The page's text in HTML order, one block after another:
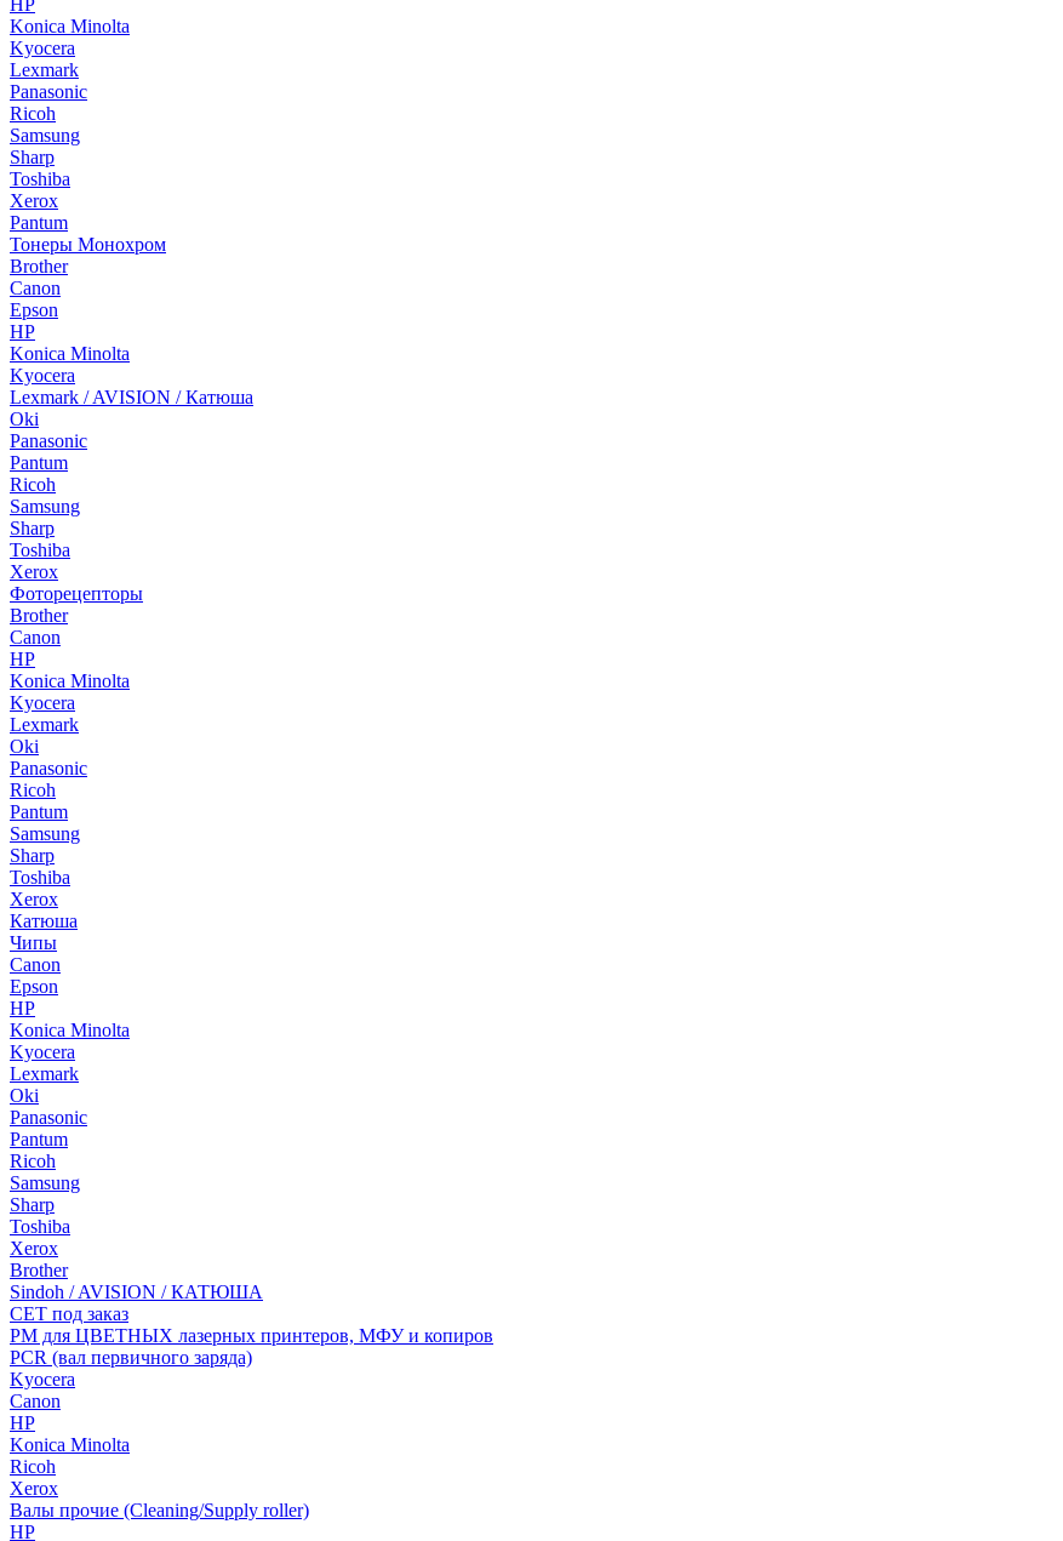
HP
Konica Minolta
Kyocera
Lexmark
Panasonic
Ricoh
Samsung
Sharp
Toshiba
Xerox
Pantum
Тонеры Монохром
Brother
Canon
Epson
HP
Konica Minolta
Kyocera
Lexmark / AVISION / Катюша
Oki
Panasonic
Pantum
Ricoh
Samsung
Sharp
Toshiba
Xerox
Фоторецепторы
Brother
Canon
HP
Konica Minolta
Kyocera
Lexmark
Oki
Panasonic
Ricoh
Pantum
Samsung
Sharp
Toshiba
Xerox
Катюша
Чипы
Canon
Epson
HP
Konica Minolta
Kyocera
Lexmark
Oki
Panasonic
Pantum
Ricoh
Samsung
Sharp
Toshiba
Xerox
Brother
Sindoh / AVISION / КАТЮША
CET под заказ
РМ для ЦВЕТНЫХ лазерных принтеров, МФУ и копиров
PCR (вал первичного заряда)
Kyocera
Canon
HP
Konica Minolta
Ricoh
Xerox
Валы прочие (Cleaning/Supply roller)
HP